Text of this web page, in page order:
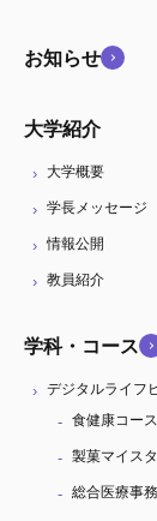
お知らせ
大学紹介
大学概要
学長メッセージ
情報公開
教員紹介
学科・コース
デジタルライフ
食健康コース
製菓マイス
総合医療事